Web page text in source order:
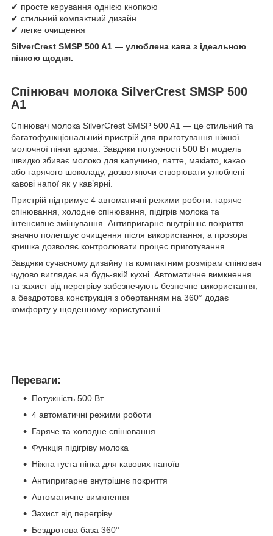
✔ просте керування однією кнопкою
✔ стильний компактний дизайн
✔ легке очищення
SilverCrest SMSP 500 A1 — улюблена кава з ідеальною
пінкою щодня.
Спінювач молока SilverCrest SMSP 500
A1
Спінювач молока SilverCrest SMSP 500 A1 — це стильний та
багатофункціональний пристрій для приготування ніжної
молочної пінки вдома. Завдяки потужності 500 Вт модель
швидко збиває молоко для капучино, латте, макіато, какао
або гарячого шоколаду, дозволяючи створювати улюблені
кавові напої як у кав’ярні.
Пристрій підтримує 4 автоматичні режими роботи: гаряче
спінювання, холодне спінювання, підігрів молока та
інтенсивне змішування. Антипригарне внутрішнє покриття
значно полегшує очищення після використання, а прозора
кришка дозволяє контролювати процес приготування.
Завдяки сучасному дизайну та компактним розмірам спінювач
чудово виглядає на будь-якій кухні. Автоматичне вимкнення
та захист від перегріву забезпечують безпечне використання,
а бездротова конструкція з обертанням на 360° додає
комфорту у щоденному користуванні
Переваги:
Потужність 500 Вт
4 автоматичні режими роботи
Гаряче та холодне спінювання
Функція підігріву молока
Ніжна густа пінка для кавових напоїв
Антипригарне внутрішнє покриття
Автоматичне вимкнення
Захист від перегріву
Бездротова база 360°